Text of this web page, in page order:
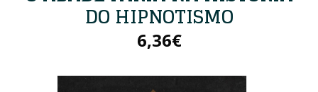
DO HIPNOTISMO
6,36€